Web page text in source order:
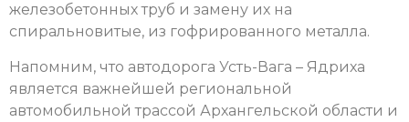
железобетонных труб и замену их на
спиральновитые, из гофрированного металла.
Напомним, что автодорога Усть-Вага – Ядриха
является важнейшей региональной
автомобильной трассой Архангельской области и